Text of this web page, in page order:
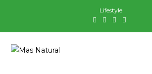
Lifestyle